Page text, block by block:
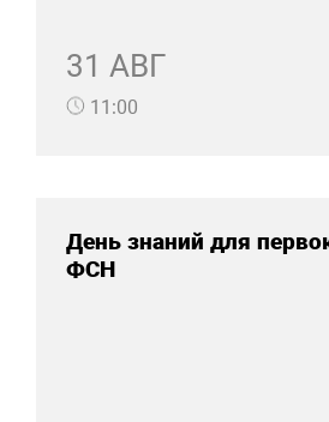
31 АВГ
11:00
День знаний для
ФСН